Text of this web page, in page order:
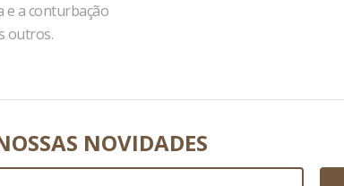
e a conturbação
outros.
NOVIDADES